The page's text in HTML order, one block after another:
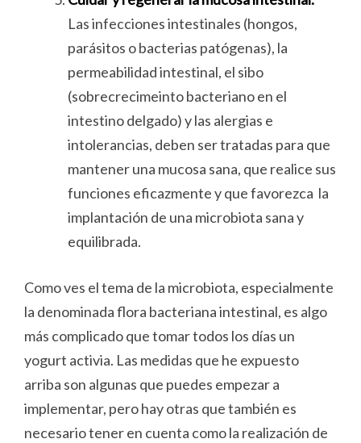
Las infecciones intestinales (hongos,
parásitos o bacterias patógenas), la
permeabilidad intestinal, el sibo
(sobrecrecimeinto bacteriano en el
intestino delgado) y las alergias e
intolerancias, deben ser tratadas para que
mantener una mucosa sana, que realice sus
funciones eficazmente y que favorezca la
implantación de una microbiota sana y
equilibrada.
Como ves el tema de la microbiota, especialmente
la denominada flora bacteriana intestinal, es algo
más complicado que tomar todos los días un
yogurt activia. Las medidas que he expuesto
arriba son algunas que puedes empezar a
implementar, pero hay otras que también es
necesario tener en cuenta como la realización de